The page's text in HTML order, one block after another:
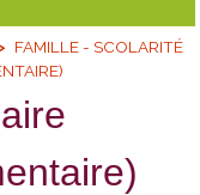
FAMILLE - SCOLARITÉ